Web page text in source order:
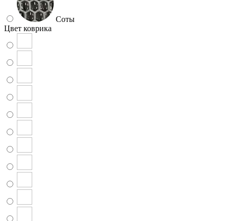
Соты
Цвет коврика